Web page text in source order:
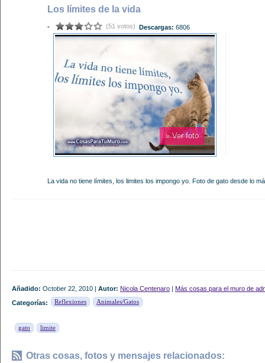
Los límites de la vida
- (51 votos) Descargas: 6806
» Ver foto
La vida no tiene límites, los limites los impongo yo. Foto de gato desde lo
Añadido: October 22, 2010 | Autor: Nicola Centenaro | Más cosas para el muro de
Categorías:
Reflexiones Animales/Gatos
gato limite
Otras cosas, fotos y mensajes relacionados: